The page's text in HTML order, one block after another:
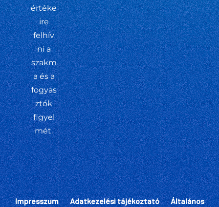
értéke
ire
felhív
ni a
szakm
a és a
fogyas
ztók
figyel
mét.
Impresszum Adatkezelési tájékoztató Általános